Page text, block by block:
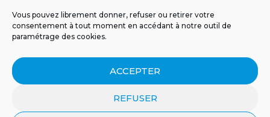
Vous pouvez librement donner, refuser ou retirer votre
consentement à tout moment en accédant à notre outil de
paramétrage des cookies.
ACCEPTER
REFUSER
MENTIONS LÉGALES PUBLICITÉ
BLOG
NOS ÉMISSIONS
POLITIQUE DE CONFIDENTIALITÉ
CONTACT